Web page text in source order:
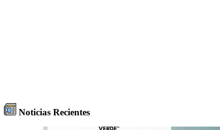
Noticias Recientes